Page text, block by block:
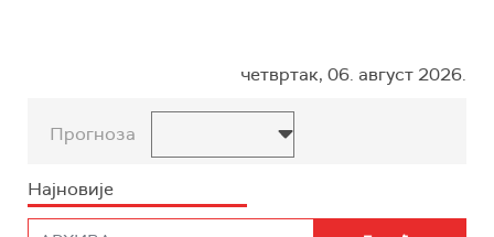
четвртак, 06. август 2026.
Прогноза
Најновије